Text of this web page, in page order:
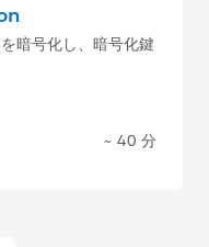
暗号化し、暗号化鍵
~ 40 分